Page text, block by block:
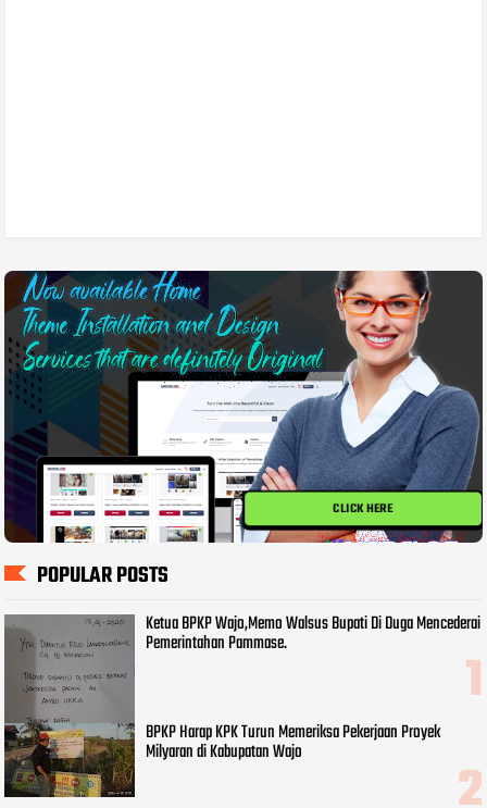
CLICK HERE
POPULAR POSTS
Ketua BPKP Wajo,Memo Walsus Bupati Di Duga Mencederai
Pemerintahan Pammase.
BPKP Harap KPK Turun Memeriksa Pekerjaan Proyek
Milyaran di Kabupatan Wajo